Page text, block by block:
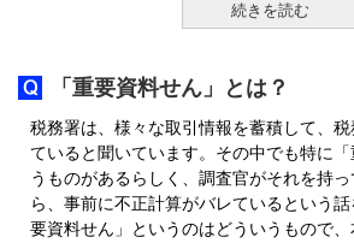
続きを読む
「重要資料せん」とは？
税務署は、様々な取引情報を蓄積して、
ていると聞いています。その中でも特に
うものがあるらしく、調査官がそれを持
ら、事前に不正計算がバレているという
要資料せん」というのはどういうもので